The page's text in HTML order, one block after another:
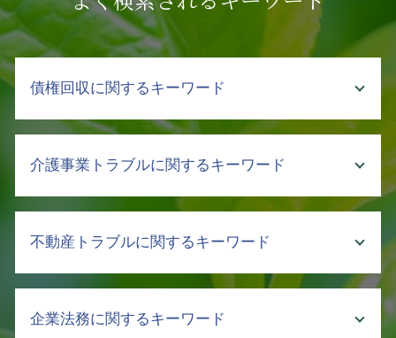
債権回収に関するキーワード
売掛金 回収したい
債権 消滅時効
売掛金 回収 文書
差し押さえ 不動産 債権回収
弁護士 回収 委託
介護事業トラブルに関するキーワード
介護事故 種類
介護 責任
介護 行政
不動産トラブルに関するキーワード
マンション 建て替え 立ち退き料
企業法務に関するキーワード